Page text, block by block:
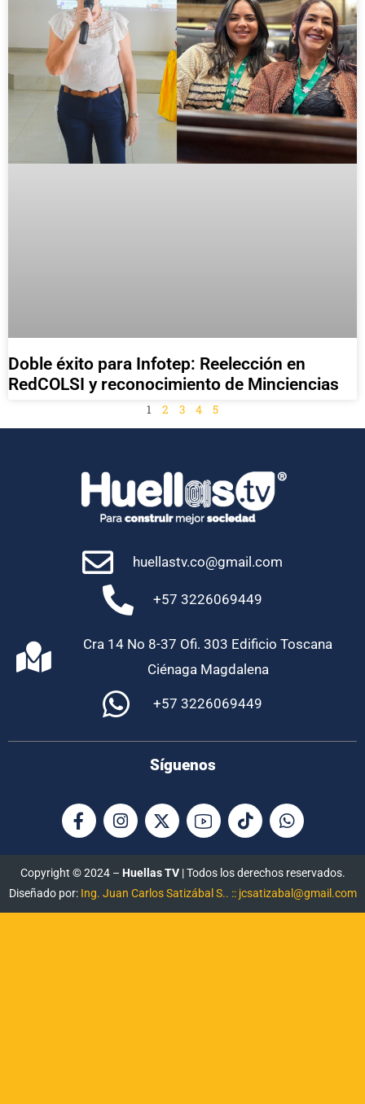
Doble éxito para Infotep: Reelección en
RedCOLSI y reconocimiento de Minciencias
1 2 3 4 5
huellastv.co@gmail.com
+57 3226069449
Cra 14 No 8-37 Ofi. 303 Edificio Toscana
Ciénaga Magdalena
+57 3226069449
Síguenos
Copyright © 2024 – Huellas TV| Todos los derechos reservados.
Diseñado por: Ing. Juan Carlos Satizábal S.. :: jcsatizabal@gmail.com